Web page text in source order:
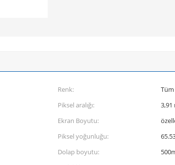
Renk:
Piksel aralığı:
3,91
Ekran Boyutu:
Piksel yoğunluğu:
Dolap boyutu: